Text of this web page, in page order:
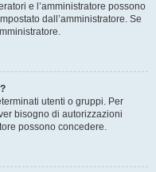
e l’amministratore possono
dall’amministratore. Se
utenti o gruppi. Per
bisogno di autorizzazioni
possono concedere.